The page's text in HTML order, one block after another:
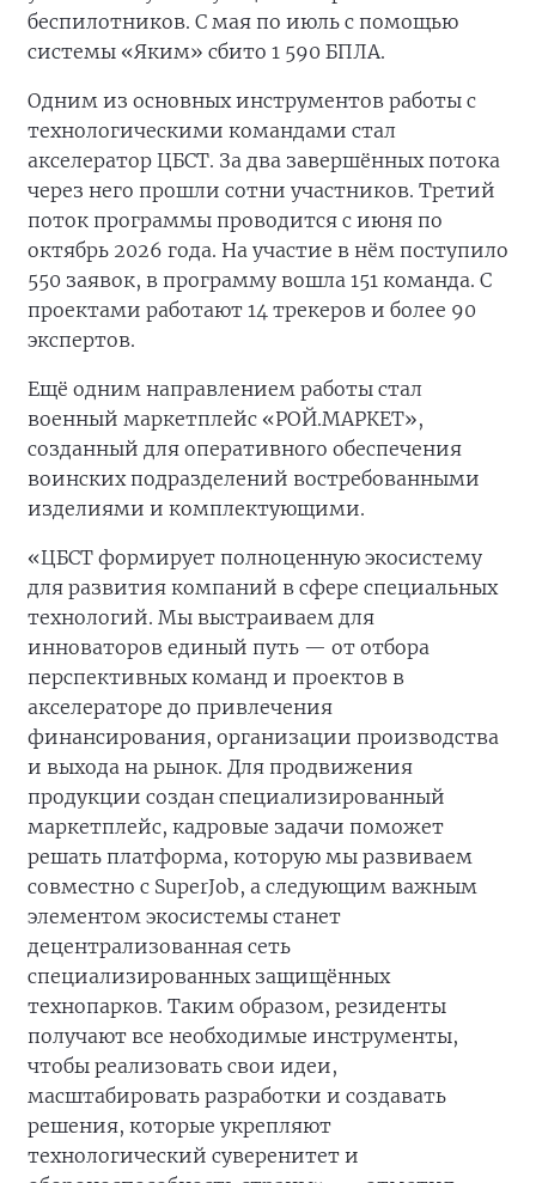
беспилотников. С мая по июль с помощью
системы «Яким» сбито 1 590 БПЛА.
Одним из основных инструментов работы с
технологическими командами стал
акселератор ЦБСТ. За два завершённых потока
через него прошли сотни участников. Третий
поток программы проводится с июня по
октябрь 2026 года. На участие в нём поступило
550 заявок, в программу вошла 151 команда. С
проектами работают 14 трекеров и более 90
экспертов.
Ещё одним направлением работы стал
военный маркетплейс «РОЙ.МАРКЕТ»,
созданный для оперативного обеспечения
воинских подразделений востребованными
изделиями и комплектующими.
«ЦБСТ формирует полноценную экосистему
для развития компаний в сфере специальных
технологий. Мы выстраиваем для
инноваторов единый путь — от отбора
перспективных команд и проектов в
акселераторе до привлечения
финансирования, организации производства
и выхода на рынок. Для продвижения
продукции создан специализированный
маркетплейс, кадровые задачи поможет
решать платформа, которую мы развиваем
совместно с SuperJob, а следующим важным
элементом экосистемы станет
децентрализованная сеть
специализированных защищённых
технопарков. Таким образом, резиденты
получают все необходимые инструменты,
чтобы реализовать свои идеи,
масштабировать разработки и создавать
решения, которые укрепляют
технологический суверенитет и